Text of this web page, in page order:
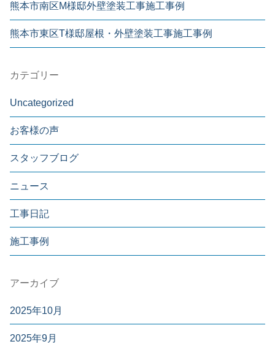
熊本市南区M様邸外壁塗装工事施工事例
熊本市東区T様邸屋根・外壁塗装工事施工事例
カテゴリー
Uncategorized
お客様の声
スタッフブログ
ニュース
工事日記
施工事例
アーカイブ
2025年10月
2025年9月